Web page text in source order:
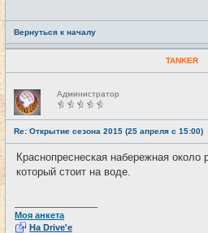
Вернуться к началу
TANKER
Н
е
в
с
е
Администратор
Re: Открытие сезона 2015 (25 апреля с 15:00)
Краснопреснеская набережная около
который стоит на воде.
Моя анкета
На Drive'e